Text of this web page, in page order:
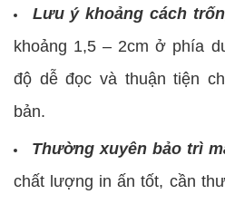
Lưu ý khoảng cách
khoảng 1,5 – 2cm ở phía
độ dễ đọc và thuận tiện
bản.
Thường xuyên bảo trì
chất lượng in ấn tốt, cần